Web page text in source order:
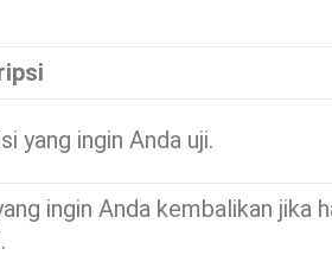
yang ingin Anda uji.
ingin Anda kembalikan jika